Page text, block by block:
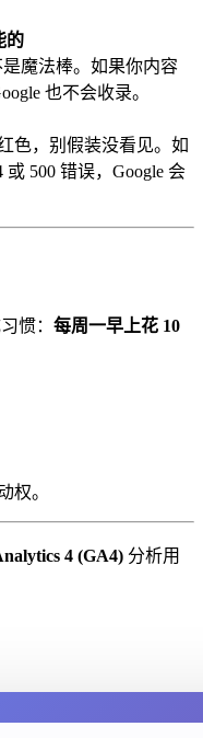
的
是魔法棒。如果你内容
也不会收录。
色，别假装没看见。如
或 500 错误，Google 会
惯： 每周一早上花 10
权。
4 (GA4) 分析用